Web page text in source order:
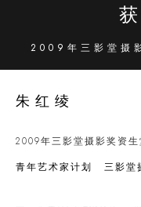
2009年三影堂摄
朱红绫
2009年三影堂摄影奖资
青年艺术家计划 三影堂